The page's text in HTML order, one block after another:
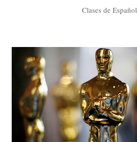
Clases de Español